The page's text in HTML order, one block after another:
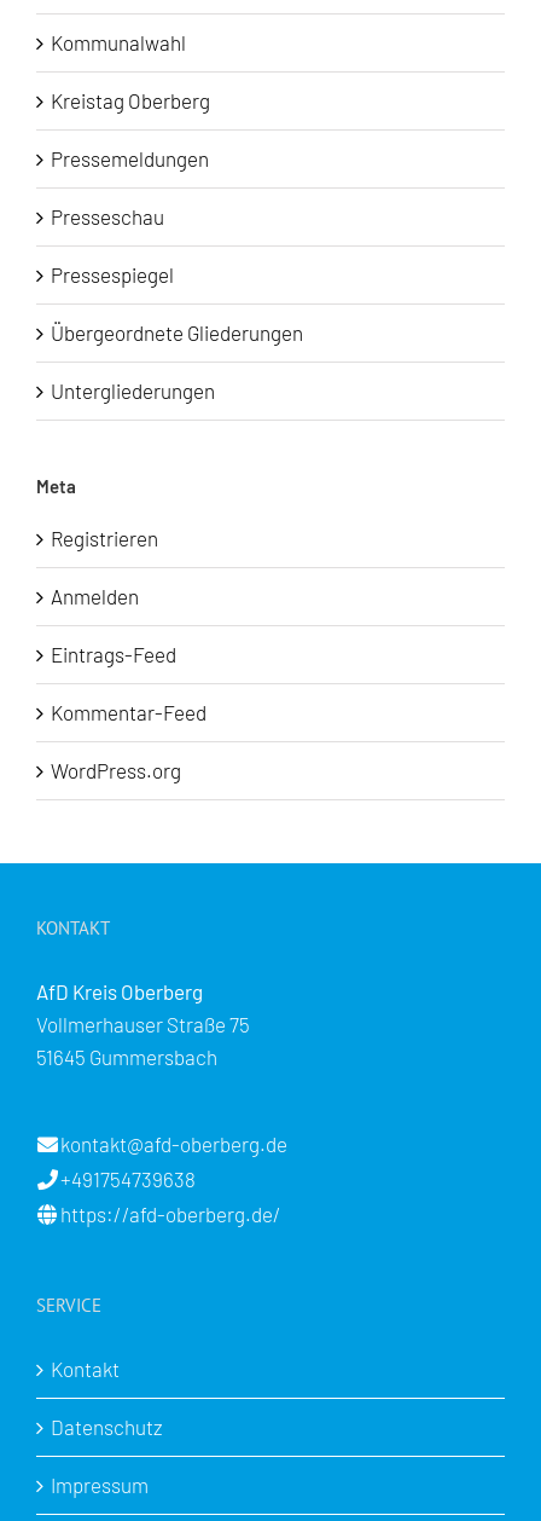
Kommunalwahl
Kreistag Oberberg
Pressemeldungen
Presseschau
Pressespiegel
Übergeordnete Gliederungen
Untergliederungen
Meta
Registrieren
Anmelden
Eintrags-Feed
Kommentar-Feed
WordPress.org
KONTAKT
AfD Kreis Oberberg
Vollmerhauser Straße 75
51645 Gummersbach
kontakt@afd-oberberg.de
+491754739638
https://afd-oberberg.de/
SERVICE
Kontakt
Datenschutz
Impressum